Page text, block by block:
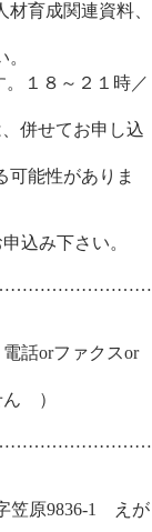
育成関連資料、
１８～２１時／
併せてお申し込
能性がありま
込み下さい。
クスor
）
原9836-1 えが